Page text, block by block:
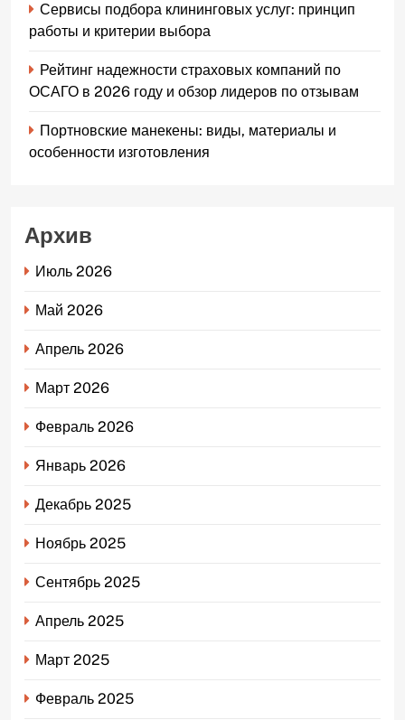
Сервисы подбора клининговых услуг: принцип
работы и критерии выбора
Рейтинг надежности страховых компаний по
ОСАГО в 2026 году и обзор лидеров по отзывам
Портновские манекены: виды, материалы и
особенности изготовления
Архив
Июль 2026
Май 2026
Апрель 2026
Март 2026
Февраль 2026
Январь 2026
Декабрь 2025
Ноябрь 2025
Сентябрь 2025
Апрель 2025
Март 2025
Февраль 2025